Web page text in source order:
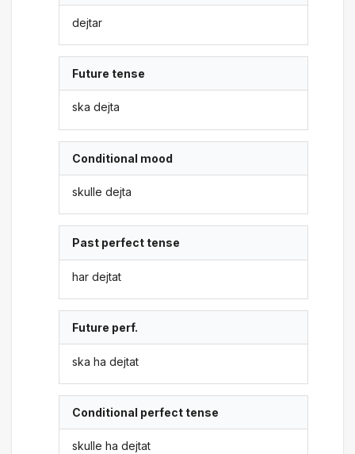
dejtar
Future tense
ska dejta
Conditional mood
skulle dejta
Past perfect tense
har dejtat
Future perf.
ska ha dejtat
Conditional perfect tense
skulle ha dejtat